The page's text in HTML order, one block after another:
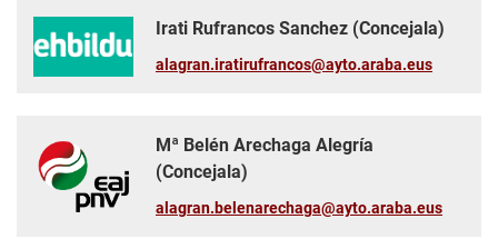
Irati Rufrancos Sanchez (Concejala)
alagran.iratirufrancos@ayto.araba.eus
Mª Belén Arechaga Alegría
(Concejala)
alagran.belenarechaga@ayto.araba.eus